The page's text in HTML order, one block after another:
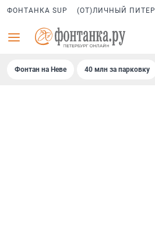
ФОНТАНКА SUP (ОТ)ЛИЧНЫЙ ПИТЕР
Фонтан на Неве 40 млн за парковку